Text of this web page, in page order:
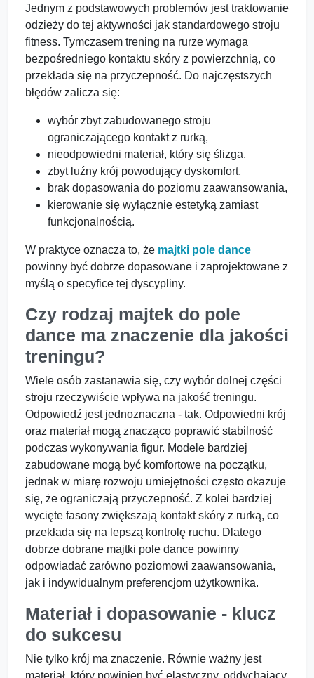
Jednym z podstawowych problemów jest traktowanie
odzieży do tej aktywności jak standardowego stroju
fitness. Tymczasem trening na rurze wymaga
bezpośredniego kontaktu skóry z powierzchnią, co
przekłada się na przyczepność. Do najczęstszych
błędów zalicza się:
wybór zbyt zabudowanego stroju
ograniczającego kontakt z rurką,
nieodpowiedni materiał, który się ślizga,
zbyt luźny krój powodujący dyskomfort,
brak dopasowania do poziomu zaawansowania,
kierowanie się wyłącznie estetyką zamiast
funkcjonalnością.
W praktyce oznacza to, że majtki pole dance
powinny być dobrze dopasowane i zaprojektowane z
myślą o specyfice tej dyscypliny.
Czy rodzaj majtek do pole
dance ma znaczenie dla jakości
treningu?
Wiele osób zastanawia się, czy wybór dolnej części
stroju rzeczywiście wpływa na jakość treningu.
Odpowiedź jest jednoznaczna - tak. Odpowiedni krój
oraz materiał mogą znacząco poprawić stabilność
podczas wykonywania figur. Modele bardziej
zabudowane mogą być komfortowe na początku,
jednak w miarę rozwoju umiejętności często okazuje
się, że ograniczają przyczepność. Z kolei bardziej
wycięte fasony zwiększają kontakt skóry z rurką, co
przekłada się na lepszą kontrolę ruchu. Dlatego
dobrze dobrane majtki pole dance powinny
odpowiadać zarówno poziomowi zaawansowania,
jak i indywidualnym preferencjom użytkownika.
Materiał i dopasowanie - klucz
do sukcesu
Nie tylko krój ma znaczenie. Równie ważny jest
materiał, który powinien być elastyczny, oddychający